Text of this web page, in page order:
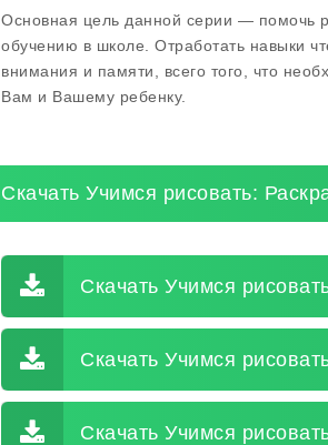
Основная цель данной серии — помочь
обучению в школе. Отработать навыки
внимания и памяти, всего того, что
Вам и Вашему ребенку.
Скачать Учимся рисовать:
Скачать Учимся
Скачать Учимся
Скачать Учимся